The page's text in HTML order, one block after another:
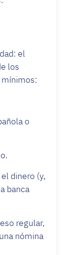
el
los
o
dinero (y,
banca
regular,
nómina